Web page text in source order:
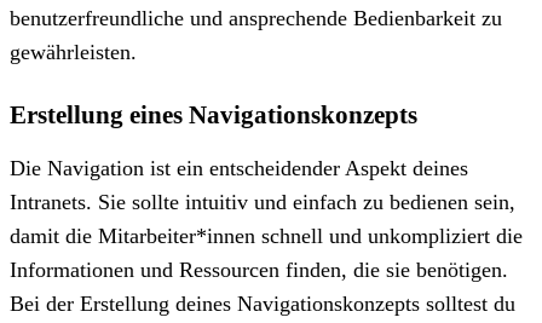
benutzerfreundliche und ansprechende Bedienbarkeit zu
gewährleisten.
Erstellung eines Navigationskonzepts
Die Navigation ist ein entscheidender Aspekt deines
Intranets. Sie sollte intuitiv und einfach zu bedienen sein,
damit die Mitarbeiter*innen schnell und unkompliziert die
Informationen und Ressourcen finden, die sie benötigen.
Bei der Erstellung deines Navigationskonzepts solltest du